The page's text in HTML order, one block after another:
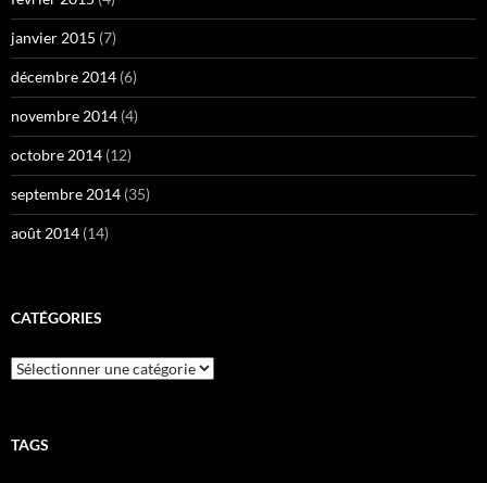
janvier 2015 (7)
décembre 2014 (6)
novembre 2014 (4)
octobre 2014 (12)
septembre 2014 (35)
août 2014 (14)
CATÉGORIES
Catégories
TAGS